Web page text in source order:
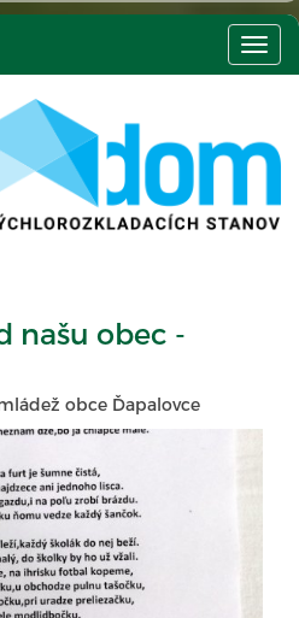
našu obec -
obce Ďapalovce